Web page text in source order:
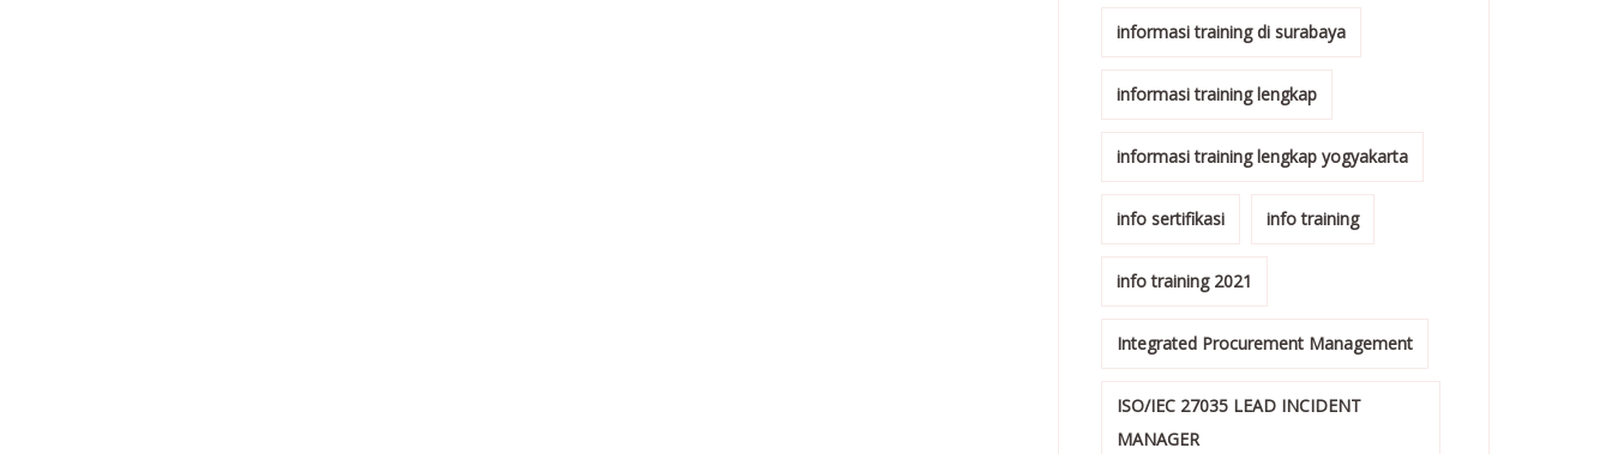
informasi training di surabaya
informasi training lengkap
informasi training lengkap yogyakarta
info sertifikasi info training
info training 2021
Integrated Procurement Management
ISO/IEC 27035 LEAD INCIDENT
MANAGER